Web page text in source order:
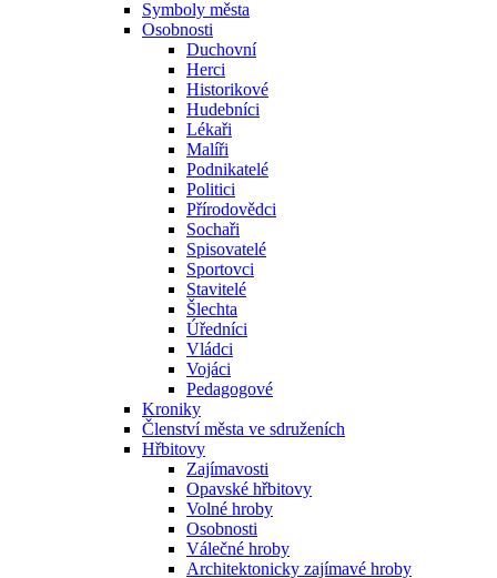
Symboly města
Osobnosti
Duchovní
Herci
Historikové
Hudebníci
Lékaři
Malíři
Podnikatelé
Politici
Přírodovědci
Sochaři
Spisovatelé
Sportovci
Stavitelé
Šlechta
Úředníci
Vládci
Vojáci
Pedagogové
Kroniky
Členství města ve sdruženích
Hřbitovy
Zajímavosti
Opavské hřbitovy
Volné hroby
Osobnosti
Válečné hroby
Architektonicky zajímavé hroby